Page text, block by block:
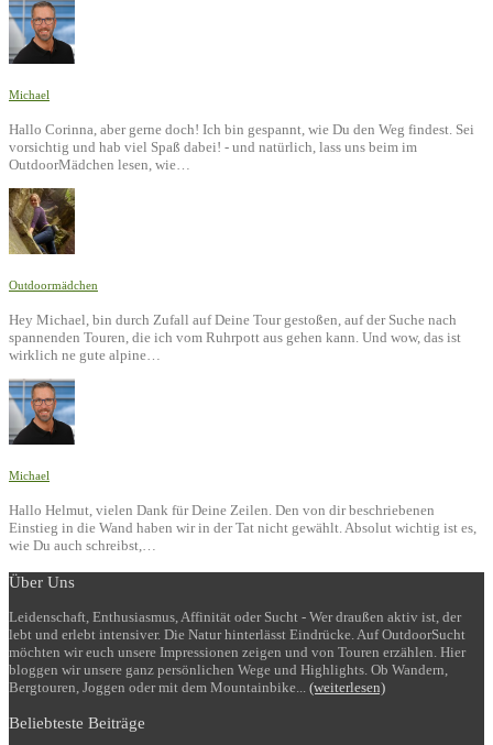
Michael
Hallo Corinna, aber gerne doch! Ich bin gespannt, wie Du den Weg findest. Sei
vorsichtig und hab viel Spaß dabei! - und natürlich, lass uns beim im
OutdoorMädchen lesen, wie…
Outdoormädchen
Hey Michael, bin durch Zufall auf Deine Tour gestoßen, auf der Suche nach
spannenden Touren, die ich vom Ruhrpott aus gehen kann. Und wow, das ist
wirklich ne gute alpine…
Michael
Hallo Helmut, vielen Dank für Deine Zeilen. Den von dir beschriebenen
Einstieg in die Wand haben wir in der Tat nicht gewählt. Absolut wichtig ist es,
wie Du auch schreibst,…
Über Uns
Leidenschaft, Enthusiasmus, Affinität oder Sucht - Wer draußen aktiv ist, der
lebt und erlebt intensiver. Die Natur hinterlässt Eindrücke. Auf OutdoorSucht
möchten wir euch unsere Impressionen zeigen und von Touren erzählen. Hier
bloggen wir unsere ganz persönlichen Wege und Highlights. Ob Wandern,
Bergtouren, Joggen oder mit dem Mountainbike... (weiterlesen)
Beliebteste Beiträge